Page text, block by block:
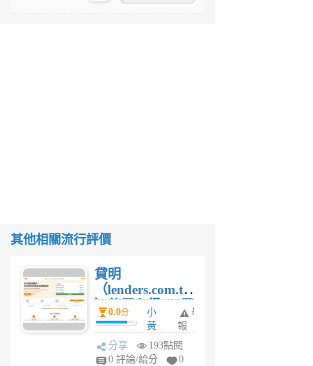
其他相關流行評價
貸明
（lenders.com.tw
）使用心得 — 民
間貸款比較平台
體驗
0.0分
小
黃
蜂
1
舉
報
分享
193點閱
0 評論/給分
0